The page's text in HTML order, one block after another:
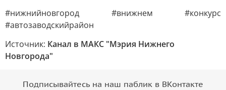
#нижнийновгород #внижнем #конкурс
#автозаводскийрайон
Источник: Канал в МАКС "Мэрия Нижнего
Новгорода"
Подписывайтесь на наш паблик в ВКонтакте